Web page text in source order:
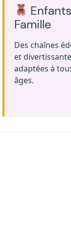
Famille
Des chaînes
et
adaptées à
âges.